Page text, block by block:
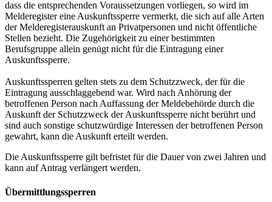
dass die entsprechenden Voraussetzungen vorliegen, so wird im
Melderegister eine Auskunftssperre vermerkt, die sich auf alle Arten
der Melderegisterauskunft an Privatpersonen und nicht öffentliche
Stellen bezieht. Die Zugehörigkeit zu einer bestimmten
Berufsgruppe allein genügt nicht für die Eintragung einer
Auskunftssperre.
Auskunftssperren gelten stets zu dem Schutzzweck, der für die
Eintragung ausschlaggebend war. Wird nach Anhörung der
betroffenen Person nach Auffassung der Meldebehörde durch die
Auskunft der Schutzzweck der Auskunftssperre nicht berührt und
sind auch sonstige schutzwürdige Interessen der betroffenen Person
gewahrt, kann die Auskunft erteilt werden.
Die Auskunftssperre gilt befristet für die Dauer von zwei Jahren und
kann auf Antrag verlängert werden.
Übermittlungssperren